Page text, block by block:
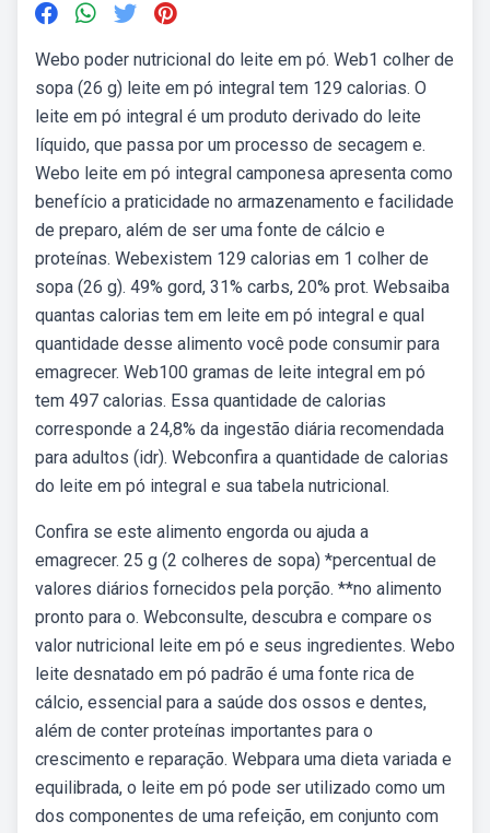
Webo poder nutricional do leite em pó. Web1 colher de
sopa (26 g) leite em pó integral tem 129 calorias. O
leite em pó integral é um produto derivado do leite
líquido, que passa por um processo de secagem e.
Webo leite em pó integral camponesa apresenta como
benefício a praticidade no armazenamento e facilidade
de preparo, além de ser uma fonte de cálcio e
proteínas. Webexistem 129 calorias em 1 colher de
sopa (26 g). 49% gord, 31% carbs, 20% prot. Websaiba
quantas calorias tem em leite em pó integral e qual
quantidade desse alimento você pode consumir para
emagrecer. Web100 gramas de leite integral em pó
tem 497 calorias. Essa quantidade de calorias
corresponde a 24,8% da ingestão diária recomendada
para adultos (idr). Webconfira a quantidade de calorias
do leite em pó integral e sua tabela nutricional.
Confira se este alimento engorda ou ajuda a
emagrecer. 25 g (2 colheres de sopa) *percentual de
valores diários fornecidos pela porção. **no alimento
pronto para o. Webconsulte, descubra e compare os
valor nutricional leite em pó e seus ingredientes. Webo
leite desnatado em pó padrão é uma fonte rica de
cálcio, essencial para a saúde dos ossos e dentes,
além de conter proteínas importantes para o
crescimento e reparação. Webpara uma dieta variada e
equilibrada, o leite em pó pode ser utilizado como um
dos componentes de uma refeição, em conjunto com